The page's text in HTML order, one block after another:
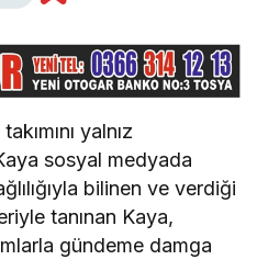
yalnız
sosyal medyada
bilinen ve verdiği
tanınan Kaya,
gündeme damga